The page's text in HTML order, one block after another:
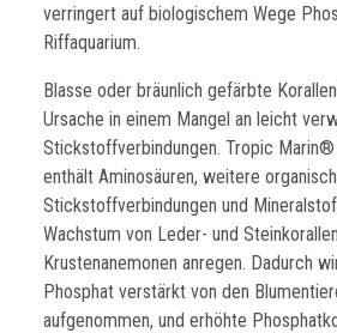
verringert auf biologischem Wege
Riffaquarium.
​Blasse oder bräunlich gefärbte
Ursache in einem Mangel an leicht
Stickstoffverbindungen. Tropic Marin®
enthält Aminosäuren, weitere
Stickstoffverbindungen und
Wachstum von Leder- und
Krustenanemonen anregen. Dadurch
Phosphat verstärkt von den
aufgenommen, und erhöhte